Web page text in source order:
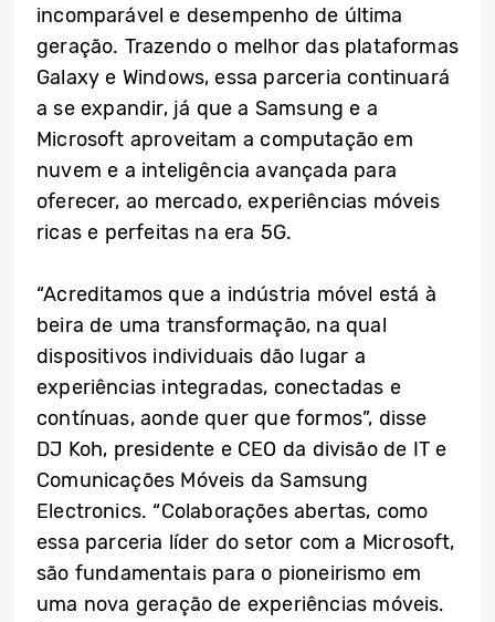
incomparável e desempenho de última
geração. Trazendo o melhor das plataformas
Galaxy e Windows, essa parceria continuará
a se expandir, já que a Samsung e a
Microsoft aproveitam a computação em
nuvem e a inteligência avançada para
oferecer, ao mercado, experiências móveis
ricas e perfeitas na era 5G.
“Acreditamos que a indústria móvel está à
beira de uma transformação, na qual
dispositivos individuais dão lugar a
experiências integradas, conectadas e
contínuas, aonde quer que formos”, disse
DJ Koh, presidente e CEO da divisão de IT e
Comunicações Móveis da Samsung
Electronics. “Colaborações abertas, como
essa parceria líder do setor com a Microsoft,
são fundamentais para o pioneirismo em
uma nova geração de experiências móveis.